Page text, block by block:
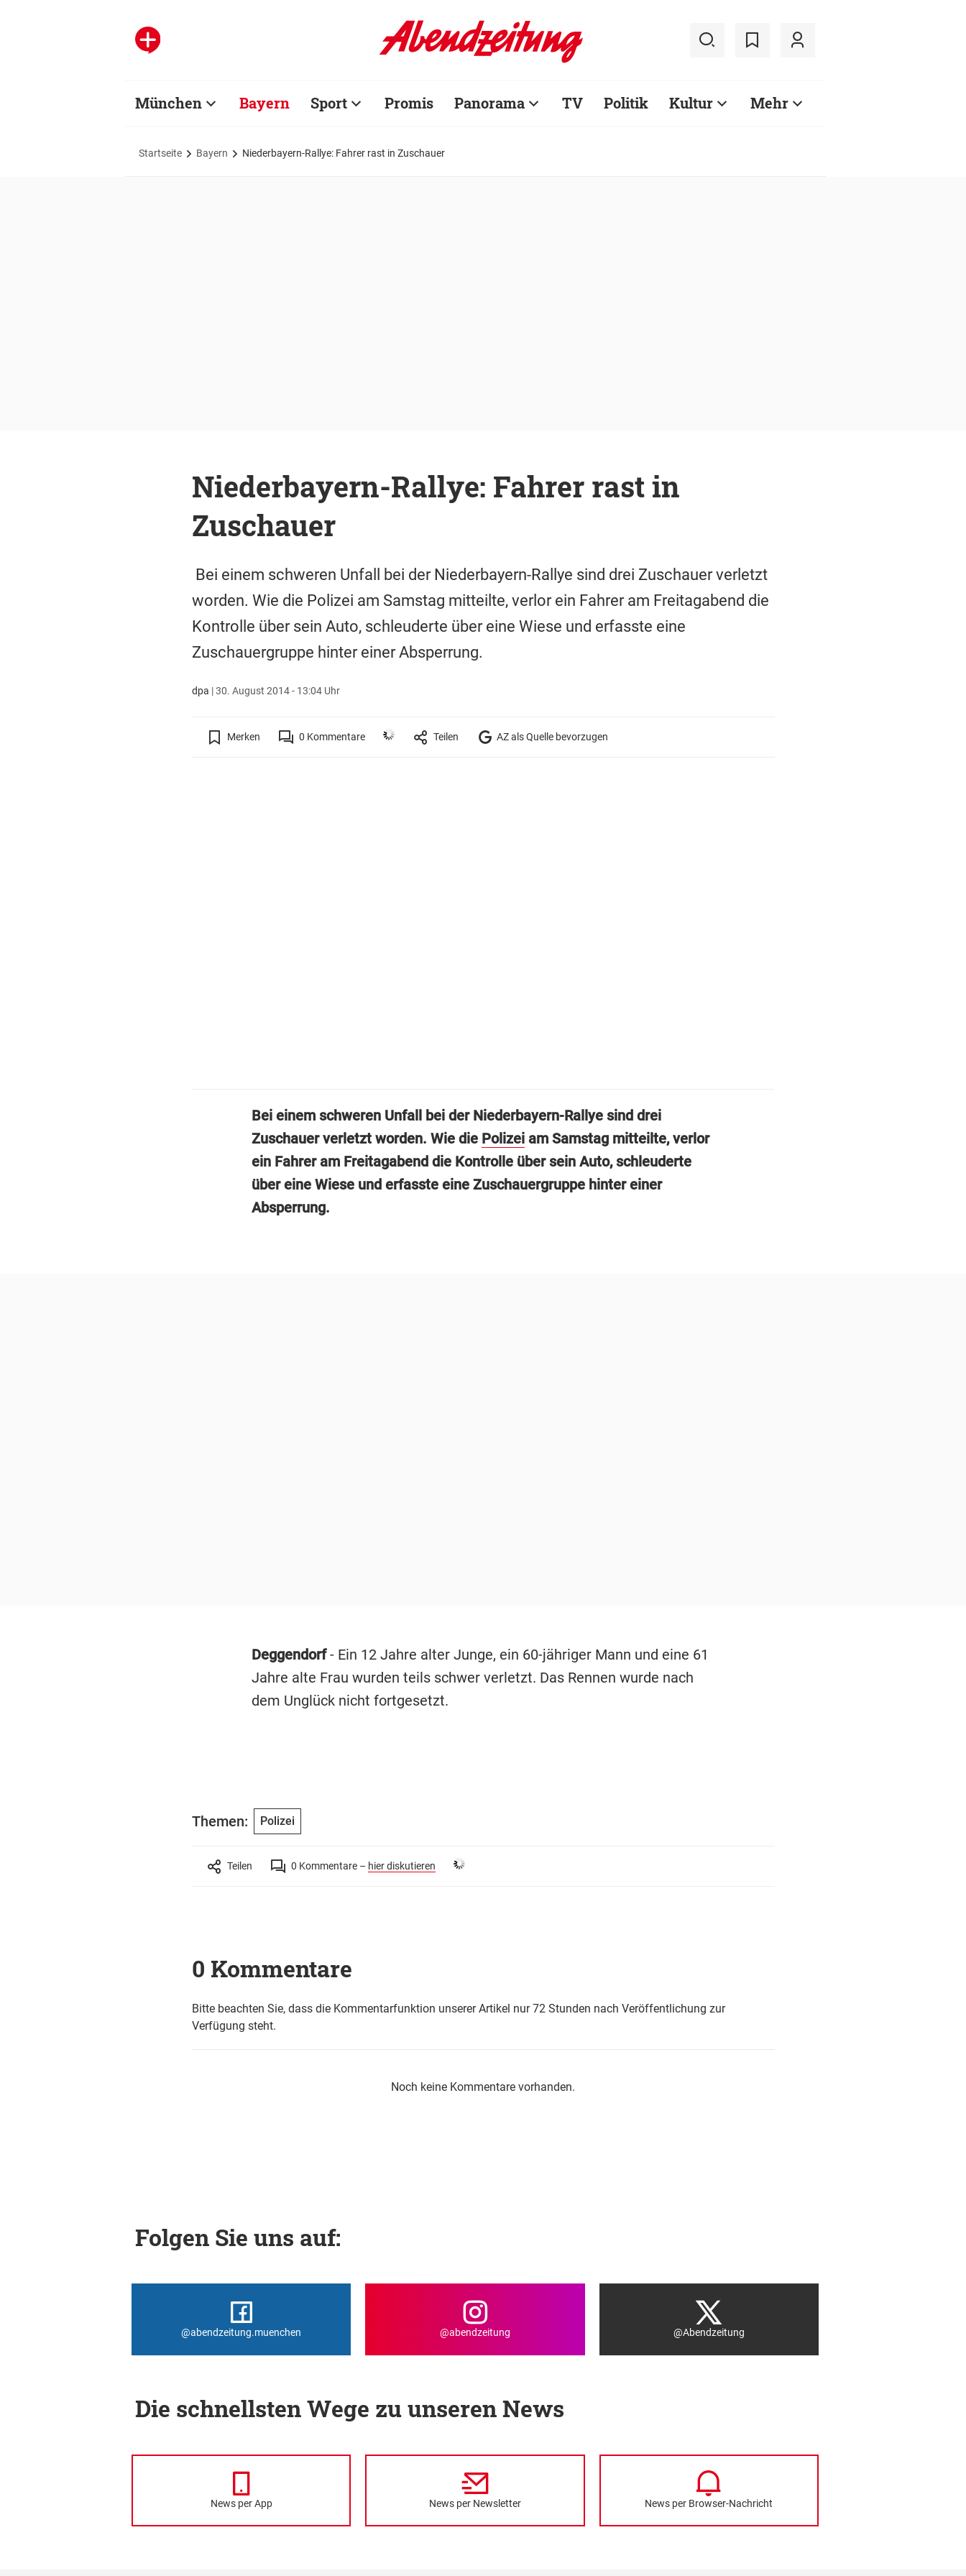
München Bayern Sport Promis Panorama TV Politik Kultur Mehr
Startseite Bayern Niederbayern-Rallye: Fahrer rast in Zuschauer
Niederbayern-Rallye: Fahrer rast in
Zuschauer
Bei einem schweren Unfall bei der Niederbayern-Rallye sind drei Zuschauer verletzt
worden. Wie die Polizei am Samstag mitteilte, verlor ein Fahrer am Freitagabend die
Kontrolle über sein Auto, schleuderte über eine Wiese und erfasste eine
Zuschauergruppe hinter einer Absperrung.
dpa |30. August 2014 - 13:04 Uhr
Merken 0 Kommentare Teilen AZ als Quelle bevorzugen
Bei einem schweren Unfall bei der Niederbayern-Rallye sind drei
Zuschauer verletzt worden. Wie die Polizeiam Samstag mitteilte, verlor
ein Fahrer am Freitagabend die Kontrolle über sein Auto, schleuderte
über eine Wiese und erfasste eine Zuschauergruppe hinter einer
Absperrung.
Deggendorf- Ein 12 Jahre alter Junge, ein 60-jähriger Mann und eine 61
Jahre alte Frau wurden teils schwer verletzt. Das Rennen wurde nach
dem Unglück nicht fortgesetzt.
Themen: Polizei
Teilen 0 Kommentare – hier diskutieren
0 Kommentare
Bitte beachten Sie, dass die Kommentarfunktion unserer Artikel nur 72 Stunden nach Veröffentlichung zur
Verfügung steht.
Noch keine Kommentare vorhanden.
Folgen Sie uns auf:
@abendzeitung.muenchen @abendzeitung @Abendzeitung
Die schnellsten Wege zu unseren News
News per App News per Newsletter News per Browser-Nachricht